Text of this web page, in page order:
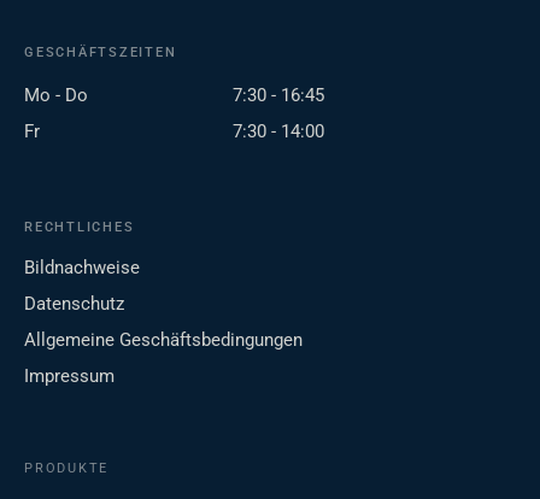
GESCHÄFTSZEITEN
Mo - Do
7:30 - 16:45
Fr
7:30 - 14:00
RECHTLICHES
Bildnachweise
Datenschutz
Allgemeine Geschäftsbedingungen
Impressum
PRODUKTE